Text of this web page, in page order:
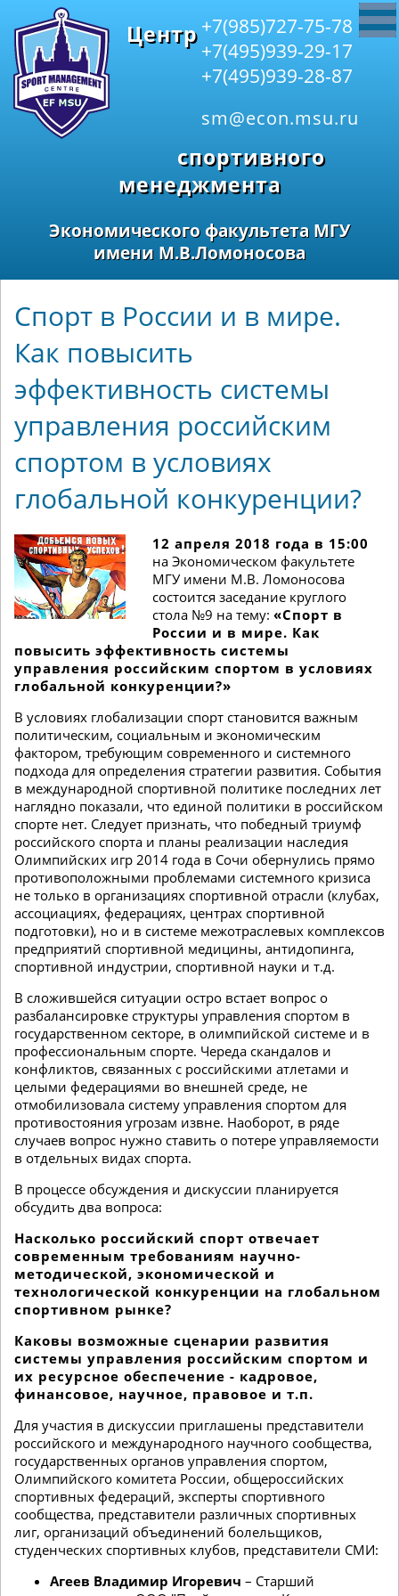
+7(985)727-75-78
+7(495)939-29-17
+7(495)939-28-87
sm@econ.msu.ru
Центр
спортивного
менеджмента
Экономического факультета МГУ
имени М.В.Ломоносова
Спорт в России и в мире.
Как повысить
эффективность системы
управления российским
спортом в условиях
глобальной конкуренции?
12 апреля 2018 года в 15:00
на Экономическом факультете
МГУ имени М.В. Ломоносова
состоится заседание круглого
стола №9 на тему: «Спорт в
России и в мире. Как
повысить эффективность системы
управления российским спортом в условиях
глобальной конкуренции?»
В условиях глобализации спорт становится важным
политическим, социальным и экономическим
фактором, требующим современного и системного
подхода для определения стратегии развития. События
в международной спортивной политике последних лет
наглядно показали, что единой политики в российском
спорте нет. Следует признать, что победный триумф
российского спорта и планы реализации наследия
Олимпийских игр 2014 года в Сочи обернулись прямо
противоположными проблемами системного кризиса
не только в организациях спортивной отрасли (клубах,
ассоциациях, федерациях, центрах спортивной
подготовки), но и в системе межотраслевых комплексов
предприятий спортивной медицины, антидопинга,
спортивной индустрии, спортивной науки и т.д.
В сложившейся ситуации остро встает вопрос о
разбалансировке структуры управления спортом в
государственном секторе, в олимпийской системе и в
профессиональным спорте. Череда скандалов и
конфликтов, связанных с российскими атлетами и
целыми федерациями во внешней среде, не
отмобилизовала систему управления спортом для
противостояния угрозам извне. Наоборот, в ряде
случаев вопрос нужно ставить о потере управляемости
в отдельных видах спорта.
В процессе обсуждения и дискуссии планируется
обсудить два вопроса:
Насколько российский спорт отвечает
современным требованиям научно-
методической, экономической и
технологической конкуренции на глобальном
спортивном рынке?
Каковы возможные сценарии развития
системы управления российским спортом и
их ресурсное обеспечение - кадровое,
финансовое, научное, правовое и т.п.
Для участия в дискуссии приглашены представители
российского и международного научного сообщества,
государственных органов управления спортом,
Олимпийского комитета России, общероссийских
спортивных федераций, эксперты спортивного
сообщества, представители различных спортивных
лиг, организаций объединений болельщиков,
студенческих спортивных клубов, представители СМИ:
Агеев Владимир Игоревич – Старший